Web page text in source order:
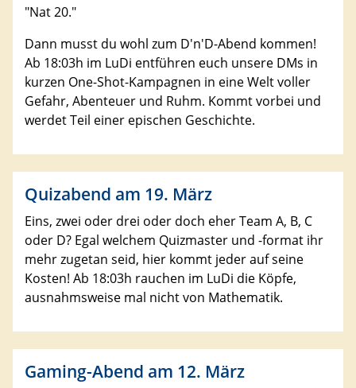
"Nat 20."
Dann musst du wohl zum D'n'D-Abend kommen!
Ab 18:03h im LuDi entführen euch unsere DMs in
kurzen One-Shot-Kampagnen in eine Welt voller
Gefahr, Abenteuer und Ruhm. Kommt vorbei und
werdet Teil einer epischen Geschichte.
Quizabend am 19. März
Eins, zwei oder drei oder doch eher Team A, B, C
oder D? Egal welchem Quizmaster und -format ihr
mehr zugetan seid, hier kommt jeder auf seine
Kosten! Ab 18:03h rauchen im LuDi die Köpfe,
ausnahmsweise mal nicht von Mathematik.
Gaming-Abend am 12. März